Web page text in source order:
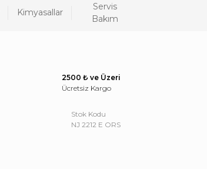
Kimyasallar
Servis
Bakım
2500 ₺ ve Üzeri
Ücretsiz Kargo
Stok Kodu
NJ 2212 E ORS